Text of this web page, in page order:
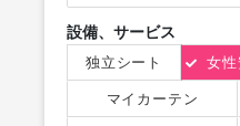
設備、サービス
独立シート
女性
マイカーテン